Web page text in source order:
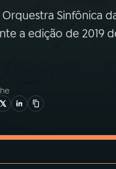
Sinfônica
a edição de 2019